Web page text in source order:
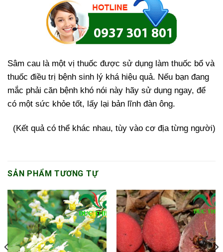
Sâm cau là một vị thuốc được sử dụng làm thuốc bổ và
thuốc điều trị bệnh sinh lý khá hiệu quả. Nếu bạn đang
mắc phải căn bệnh khó nói này hãy sử dụng ngay, để
có một sức khỏe tốt, lấy lại bản lĩnh đàn ông.
(Kết quả có thể khác nhau, tùy vào cơ địa từng người)
SẢN PHẨM TƯƠNG TỰ